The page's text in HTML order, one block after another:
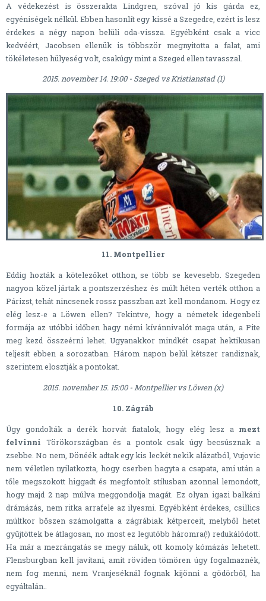
A védekezést is összerakta Lindgren, szóval jó kis gárda ez,
egyéniségek nélkül. Ebben hasonlít egy kissé a Szegedre, ezért is lesz
érdekes a négy napon belüli oda-vissza. Egyébként csak a vicc
kedvéért, Jacobsen ellenük is többször megnyitotta a falat, ami
tökéletesen hülyeség volt, csakúgy mint a Szeged ellen tavasszal.
2015. november 14. 19:00 - Szeged vs Kristianstad (1)
11. Montpellier
Eddig hozták a kötelezőket otthon, se több se kevesebb. Szegeden
nagyon közel jártak a pontszerzéshez és múlt héten verték otthon a
Párizst, tehát nincsenek rossz passzban azt kell mondanom. Hogy ez
elég lesz-e a Löwen ellen? Tekintve, hogy a németek idegenbeli
formája az utóbbi időben hagy némi kívánnivalót maga után, a Pite
meg kezd összeérni lehet. Ugyanakkor mindkét csapat hektikusan
teljesít ebben a sorozatban. Három napon belül kétszer randiznak,
szerintem elosztják a pontokat.
2015. november 15. 15:00 - Montpellier vs Löwen (x)
10. Zágráb
Úgy gondolták a derék horvát fiatalok, hogy elég lesz a mezt
felvinni Törökországban és a pontok csak úgy becsúsznak a
zsebbe. No nem, Dönéék adtak egy kis leckét nekik alázatból, Vujovic
nem véletlen nyilatkozta, hogy cserben hagyta a csapata, ami után a
tőle megszokott higgadt és megfontolt stílusban azonnal lemondott,
hogy majd 2 nap múlva meggondolja magát. Ez olyan igazi balkáni
drámázás, nem ritka arrafele az ilyesmi. Egyébként érdekes, csillics
múltkor bőszen számolgatta a zágrábiak kétperceit, melyből hetet
gyűjtöttek be átlagosan, no most ez legutóbb háromra(!) redukálódott.
Ha már a mezrángatás se megy náluk, ott komoly kómázás lehetett.
Flensburgban kell javítani, amit röviden tömören úgy fogalmaznék,
nem fog menni, nem Vranjeséknál fognak kijönni a gödörből, ha
egyáltalán..